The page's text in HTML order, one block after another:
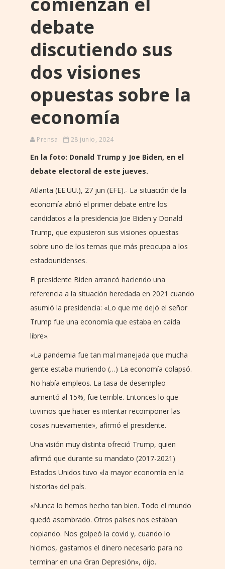
debate
discutiendo sus
dos visiones
opuestas sobre la
economía
Prensa 28 junio, 2024
En la foto: Donald Trump y Joe Biden, en el
debate electoral de este jueves.
Atlanta (EE.UU.), 27 jun (EFE).- La situación de la
economía abrió el primer debate entre los
candidatos a la presidencia Joe Biden y Donald
Trump, que expusieron sus visiones opuestas
sobre uno de los temas que más preocupa a los
estadounidenses.
El presidente Biden arrancó haciendo una
referencia a la situación heredada en 2021 cuando
asumió la presidencia: «Lo que me dejó el señor
Trump fue una economía que estaba en caída
libre».
«La pandemia fue tan mal manejada que mucha
gente estaba muriendo (…) La economía colapsó.
No había empleos. La tasa de desempleo
aumentó al 15%, fue terrible. Entonces lo que
tuvimos que hacer es intentar recomponer las
cosas nuevamente», afirmó el presidente.
Una visión muy distinta ofreció Trump, quien
afirmó que durante su mandato (2017-2021)
Estados Unidos tuvo «la mayor economía en la
historia» del país.
«Nunca lo hemos hecho tan bien. Todo el mundo
quedó asombrado. Otros países nos estaban
copiando. Nos golpeó la covid y, cuando lo
hicimos, gastamos el dinero necesario para no
terminar en una Gran Depresión», dijo.